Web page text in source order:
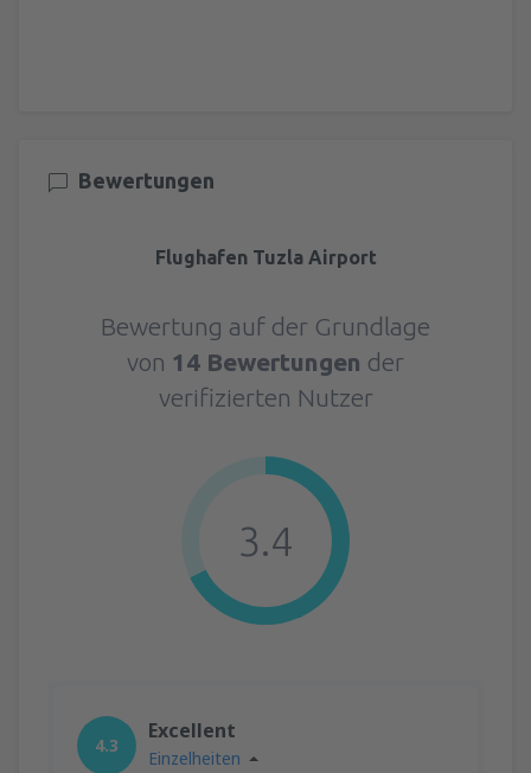
Bewertungen
Flughafen Tuzla Airport
Bewertung auf der Grundlage
von 14 Bewertungen der
verifizierten Nutzer
3.4
4.3
Excellent
Einzelheiten